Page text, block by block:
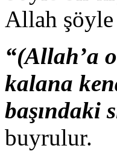
Allah
“(Allah’a
kalana
başındaki
buyrulur.